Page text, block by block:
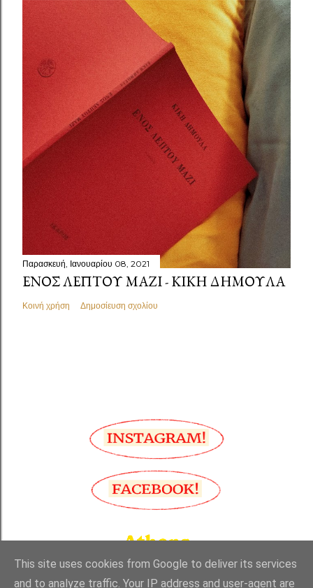
Παρασκευή, Ιανουαρίου 08, 2021
ΕΝΌΣ ΛΕΠΤΟΎ ΜΑΖΊ - ΚΙΚΉ ΔΗΜΟΥΛΆ
Κοινή χρήση Δημοσίευση σχολίου
This site uses cookies from Google to deliver its services
and to analyze traffic. Your IP address and user-agent are